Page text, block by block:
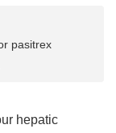
pasitrex
hepatic